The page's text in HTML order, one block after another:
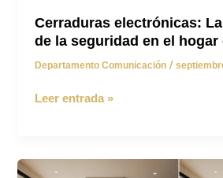
Cerraduras electrónicas:
de la seguridad en el
Departamento Comunicación/
Cerraduras
revolución
de
Leer entrada »